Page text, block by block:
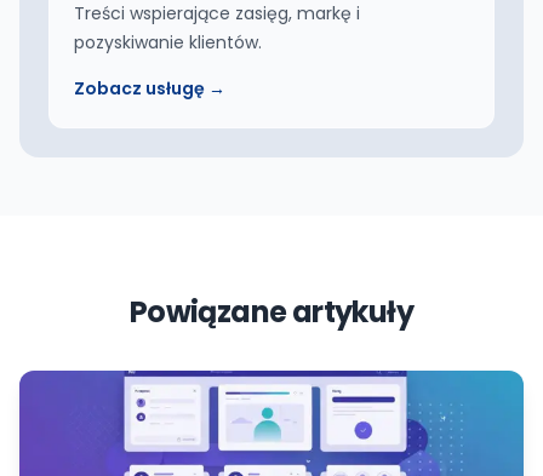
Treści wspierające zasięg, markę i
pozyskiwanie klientów.
Zobacz usługę →
Powiązane artykuły